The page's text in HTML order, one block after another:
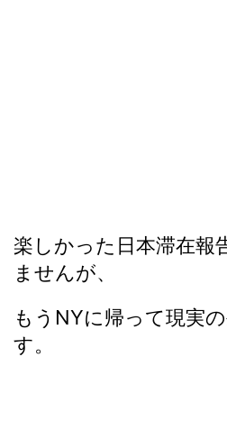
楽しかった日本滞在報
ませんが、
もうNYに帰って現実
す。